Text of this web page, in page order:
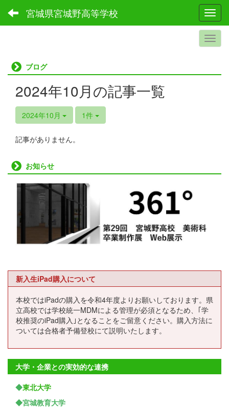
宮城県宮城野高等学校
ブログ
2024年10月の記事一覧
2024年10月 1件
記事がありません。
お知らせ
新入生iPad購入について
本校ではiPadの購入を令和4年度よりお願いしております。県
立高校では学校統一MDMによる管理が必須となるため、｢学
校推奨のiPad購入｣となることをご留意ください。購入方法に
ついては合格者予備登校にて説明いたします。
大学・企業との実効的な連携
◆東北大学
◆宮城教育大学